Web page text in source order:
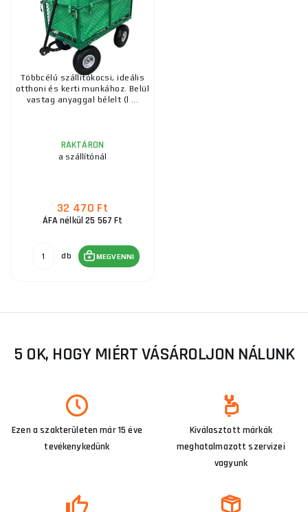
Többcélú szállítókocsi, ideális
otthoni és kerti munkához. Belül
vastag anyaggal bélelt (l ...
RAKTÁRON
a szállítónál
32 470 Ft
ÁFA nélkül 25 567 Ft
db MEGVENNI
5 OK, HOGY MIÉRT VÁSÁROLJON NÁLUNK
Ezen a szakterületen már 15 éve
tevékenykedünk
Kiválasztott márkák
meghatalmazott szervizei
vagyunk